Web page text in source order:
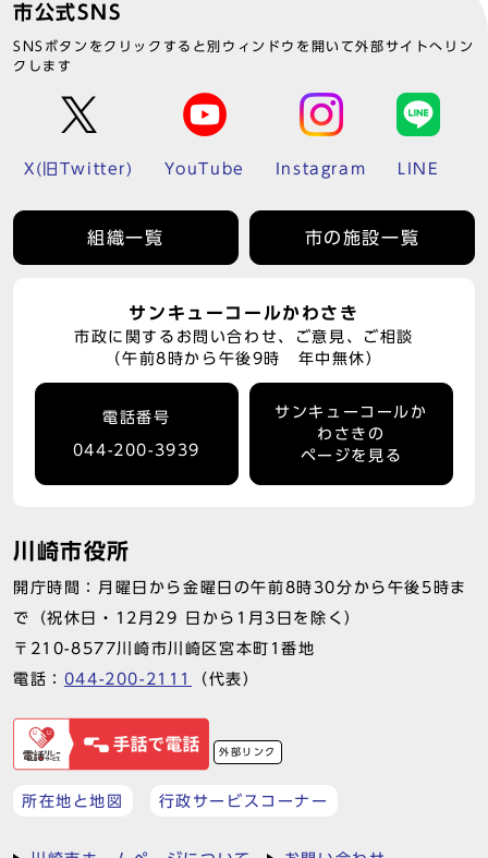
市公式SNS
SNSボタンをクリックすると別ウィンドウを開いて外部サイトへリン
クします
X(旧Twitter) YouTube Instagram LINE
組織一覧 市の施設一覧
サンキューコールかわさき
市政に関するお問い合わせ、ご意見、ご相談
（午前8時から午後9時 年中無休）
電話番号
044-200-3939
サンキューコールか
わさきの
ページを見る
川崎市役所
開庁時間：月曜日から金曜日の午前8時30分から午後5時ま
で（祝休日・12月29 日から1月3日を除く）
〒210-8577川崎市川崎区宮本町1番地
電話： 044-200-2111 （代表）
外部リンク
所在地と地図 行政サービスコーナー